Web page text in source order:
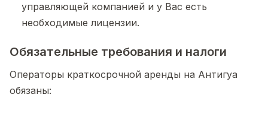
управляющей компанией и у Вас есть
необходимые лицензии.
Обязательные требования и налоги
Операторы краткосрочной аренды на Антигуа
обязаны: